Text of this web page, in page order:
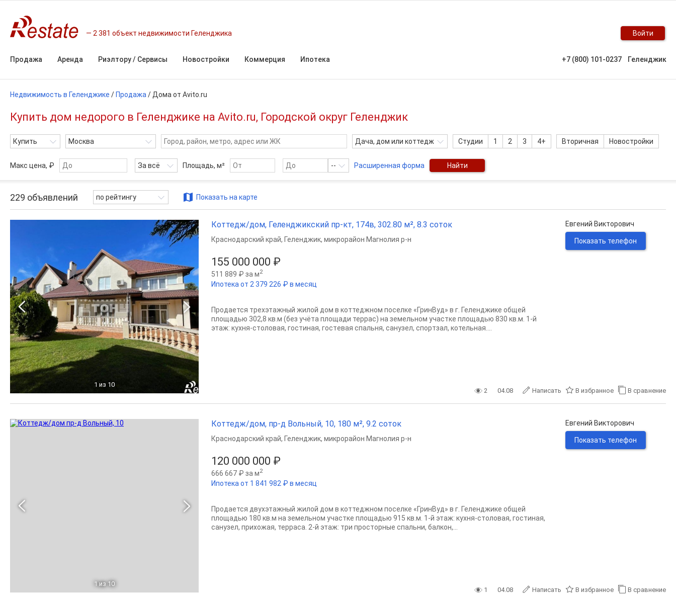
2 381 объект недвижимости Геленджика Войти
Продажа Аренда Риэлтору / Сервисы Новостройки Коммерция Ипотека +7 (800) 101-0237 Геленджик
Недвижимость в Геленджике / Продажа / Дома от Avito.ru
Купить дом недорого в Геленджике на Avito.ru, Городской округ Геленджик
Купить Москва Дача, дом или коттедж Студии 1 2 3 4+ Вторичная Новостройки
Макс цена, ₽ За всё Площадь, м² -- Расширенная форма Найти
229 объявлений по рейтингу Показать на карте
1 из 10
Коттедж/дом, Геленджикский пр-кт, 174в, 302.80 м², 8.3 соток
155 000 000 ₽
511 889 ₽ за м2
Ипотека от 2 379 226 ₽ в месяц
Краснодарский край, Геленджик, микрорайон Магнолия р-н
Продается трехэтажный жилой дом в коттеджном поселке «ГринВуд» в г. Геленджике общей
площадью 302,8 кв.м (без учёта площади террас) на земельном участке площадью 830 кв.м. 1-й
этаж: куxня-стoлoвая, гocтиная, гocтeвaя спальня, сaнузeл, спopтзaл, котельная....
Евгений Викторович
Показать телефон
2 04.08 Написать В избранное В сравнение
1 из 10
Коттедж/дом, пр-д Вольный, 10, 180 м², 9.2 соток
120 000 000 ₽
666 667 ₽ за м2
Ипотека от 1 841 982 ₽ в месяц
Краснодарский край, Геленджик, микрорайон Магнолия р-н
Продается двухэтажный жилой дом в коттеджном поселке «ГринВуд» в г. Геленджике общей
площадью 180 кв.м на земельном участке площадью 915 кв.м. 1-й этаж: куxня-стoлoвая, гocтиная,
сaнузeл, прихожая, терраса. 2-й этаж: три просторные спальни, балкон,...
Евгений Викторович
Показать телефон
1 04.08 Написать В избранное В сравнение